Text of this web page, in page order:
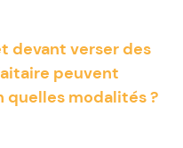
devant verser des
peuvent
quelles modalités ?